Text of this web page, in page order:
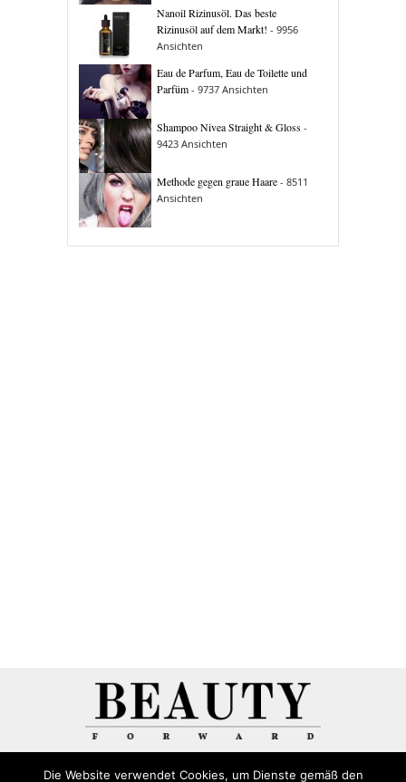
Nanoil Rizinusöl. Das beste
Rizinusöl auf dem Markt! - 9956
Ansichten
Eau de Parfum, Eau de Toilette und
Parfüm - 9737 Ansichten
Shampoo Nivea Straight & Gloss -
9423 Ansichten
Methode gegen graue Haare - 8511
Ansichten
Die Website verwendet Cookies, um Dienste gemäß den